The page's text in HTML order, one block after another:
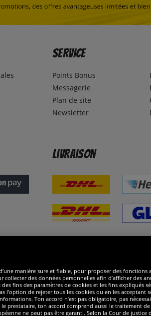
Service
Points Bonus
Messagerie
Plan de site
Newsletter
Livraison
manière sure et fiable, pour proposer des
des données personnelles afin d’afficher des
fins des paramètres de cookies et les fins
l’option de rejeter tous les cookies ou en les acceptant
Ton accord n’est pas obligatoire, pas
prestataire, ton accord comprend aussi le traitement
ne peut pas être garanti. Selon la Cour de justice